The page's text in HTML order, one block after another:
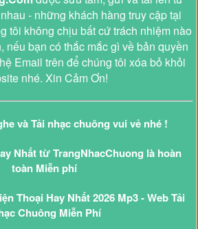
- những khách hàng truy cập tại
tôi không chịu bất cứ trách nhiệm nào
nếu bạn có thắc mắc gì về bản quyền
Email trên để chúng tôi xóa bỏ khỏi
nhé. Xin Cảm Ơn!
và Tải nhạc chuông vui vẻ nhé !
Nhất từ TrangNhacChuong là hoàn
toàn Miễn phí
Thoại Hay Nhất 2026 Mp3 - Web Tải
Chuông Miễn Phí